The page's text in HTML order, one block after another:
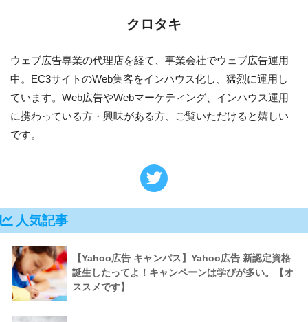
クロタキ
ウェブ広告専業の代理店を経て、事業会社でウェブ広告運用
中。EC3サイトのWeb集客をインハウス化し、猛烈に運用し
ています。Web広告やWebマーケティング、インハウス運用
に携わっている方・興味がある方、ご覧いただけると嬉しい
です。
人気記事
【Yahoo広告 キャンパス】Yahoo広告 新認定資格
誕生したってよ！キャンペーンは学びが多い。【オ
ススメです】